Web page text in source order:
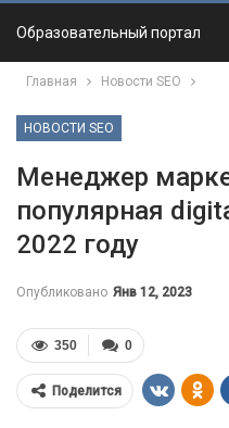
Образовательный портал
Главная Новости SEO
НОВОСТИ SEO
Менеджер
популярная
2022 году
Опубликовано Янв 12, 2023
0
350
Поделится